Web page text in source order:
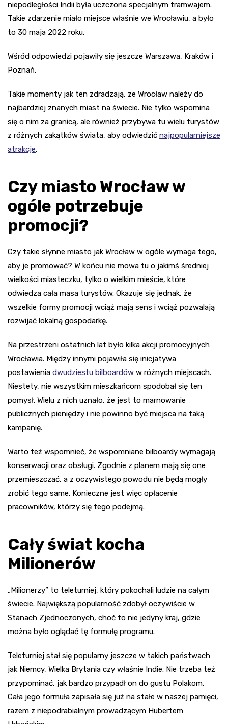
niepodległości Indii była uczczona specjalnym tramwajem.
Takie zdarzenie miało miejsce właśnie we Wrocławiu, a było
to 30 maja 2022 roku.
Wśród odpowiedzi pojawiły się jeszcze Warszawa, Kraków i
Poznań.
Takie momenty jak ten zdradzają, ze Wrocław należy do
najbardziej znanych miast na świecie. Nie tylko wspomina
się o nim za granicą, ale również przybywa tu wielu turystów
z różnych zakątków świata, aby odwiedzić najpopularniejsze
atrakcje.
Czy miasto Wrocław w
ogóle potrzebuje
promocji?
Czy takie słynne miasto jak Wrocław w ogóle wymaga tego,
aby je promować? W końcu nie mowa tu o jakimś średniej
wielkości miasteczku, tylko o wielkim mieście, które
odwiedza cała masa turystów. Okazuje się jednak, że
wszelkie formy promocji wciąż mają sens i wciąż pozwalają
rozwijać lokalną gospodarkę.
Na przestrzeni ostatnich lat było kilka akcji promocyjnych
Wrocławia. Między innymi pojawiła się inicjatywa
postawienia dwudziestu bilboardów w różnych miejscach.
Niestety, nie wszystkim mieszkańcom spodobał się ten
pomysł. Wielu z nich uznało, że jest to marnowanie
publicznych pieniędzy i nie powinno być miejsca na taką
kampanię.
Warto też wspomnieć, że wspomniane bilboardy wymagają
konserwacji oraz obsługi. Zgodnie z planem mają się one
przemieszczać, a z oczywistego powodu nie będą mogły
zrobić tego same. Konieczne jest więc opłacenie
pracowników, którzy się tego podejmą.
Cały świat kocha
Milionerów
„Milionerzy” to teleturniej, który pokochali ludzie na całym
świecie. Największą popularność zdobył oczywiście w
Stanach Zjednoczonych, choć to nie jedyny kraj, gdzie
można było oglądać tę formułę programu.
Teleturniej stał się popularny jeszcze w takich państwach
jak Niemcy, Wielka Brytania czy właśnie Indie. Nie trzeba też
przypominać, jak bardzo przypadł on do gustu Polakom.
Cała jego formuła zapisała się już na stałe w naszej pamięci,
razem z niepodrabialnym prowadzącym Hubertem